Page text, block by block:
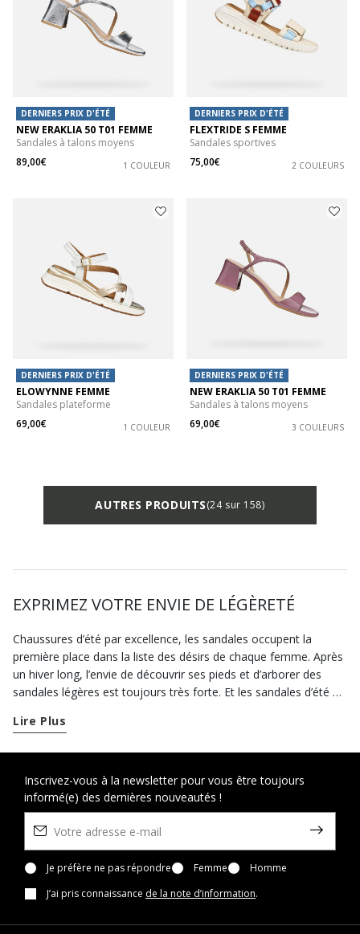
DERNIERS PRIX D'ÉTÉ
NEW ERAKLIA 50 T01 FEMME
Sandales à talons moyens
89,00€
1 COULEUR
DERNIERS PRIX D'ÉTÉ
FLEXTRIDE S FEMME
Sandales sportives
75,00€
2 COULEURS
DERNIERS PRIX D'ÉTÉ
ELOWYNNE FEMME
Sandales plateforme
69,00€
1 COULEUR
DERNIERS PRIX D'ÉTÉ
NEW ERAKLIA 50 T01 FEMME
Sandales à talons moyens
69,00€
3 COULEURS
AUTRES PRODUITS(24 sur 158)
EXPRIMEZ VOTRE ENVIE DE LÉGÈRETÉ
Chaussures d’été par excellence, les sandales occupent la
première place dans la liste des désirs de chaque femme. Après
un hiver long, l’envie de découvrir ses pieds et d’arborer des
sandales légères est toujours très forte. Et les sandales d’été de
chaude en toute liberté. Notre collection de sandales confort
est venu de porter des sandales ouvertes, avec nos modèles
conçus pour envelopper le pied sans le comprimer à tout
moment de la journée. À cette période de l’année, notre emploi
du temps se remplit d’invitations à des fêtes et cérémonies :
faites confiance à notre sélection de sandales élégantes et de
sandales à talon pour sublimer au mieux vos looks les plus
raffinés sans jamais renoncer au bien-être. Notre sélection
inclut des talons hauts pour les grandes occasions, mais aussi
des sandales à talons moyens, parfaites pour allier élégance et
Lire Plus
Inscrivez-vous à la newsletter pour vous être toujours
informé(e) des dernières nouveautés !
Je préfère ne pas répondre Femme
Homme
J’ai pris connaissance de la note d’information.